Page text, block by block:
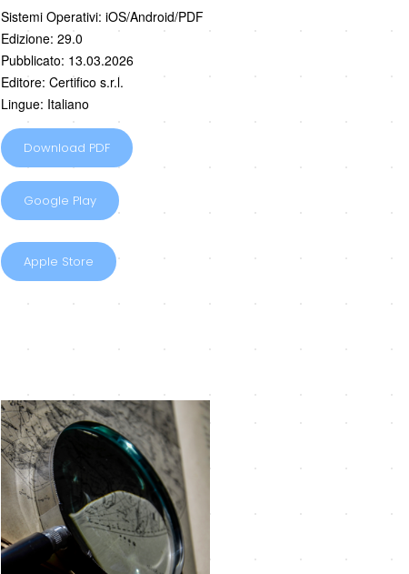
Sistemi Operativi: iOS/Android/PDF
Edizione: 29.0
Pubblicato: 13.03.2026
Editore: Certifico s.r.l.
Lingue: Italiano
Download PDF
Google Play
Apple Store